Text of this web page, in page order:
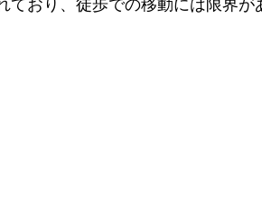
おり、徒歩での移動には限界が